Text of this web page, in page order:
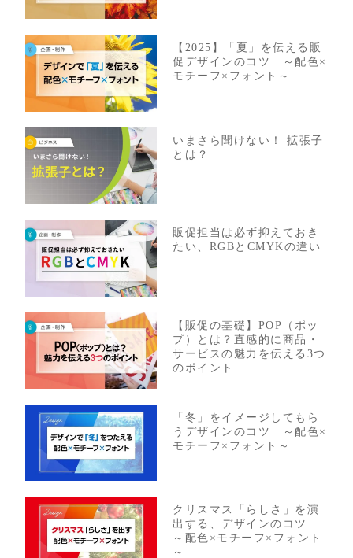
【2025】「夏」を伝える販
促デザインのコツ ～配色×
モチーフ×フォント～
いまさら聞けない！ 拡張子
とは？
販促担当は必ず抑えておき
たい、RGBとCMYKの違い
【販促の基礎】POP（ポッ
プ）とは？直感的に商品・
サービスの魅力を伝える3つ
のポイント
「冬」をイメージしてもら
うデザインのコツ ～配色×
モチーフ×フォント～
クリスマス「らしさ」を演
出する、デザインのコツ
～配色×モチーフ×フォント
～